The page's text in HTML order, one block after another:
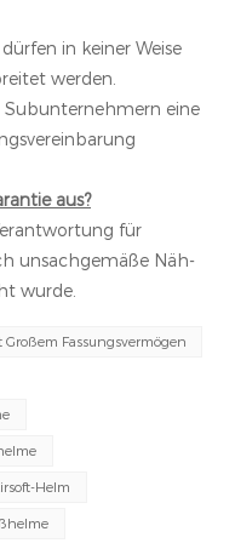
in keiner Weise
werden.
eine
aus?
für
unsachgemäße Näh-
wurde.
Fassungsvermögen
Helm